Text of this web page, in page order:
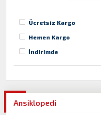
Ansiklopedi
Ücretsiz Kargo
Hemen Kargo
İndirimde